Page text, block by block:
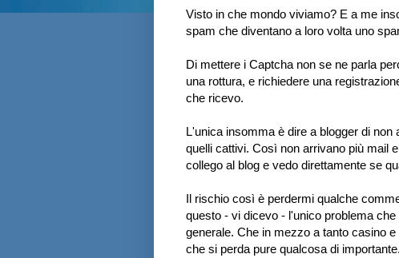
Visto in che mondo viviamo? E a me
spam che diventano a loro volta uno
Di mettere i Captcha non se ne parla
una rottura, e richiedere una
che ricevo.
L'unica insomma è dire a blogger di
quelli cattivi. Così non arrivano più mail
collego al blog e vedo direttamente se
Il rischio così è perdermi qualche
questo - vi dicevo - l'unico problema
generale. Che in mezzo a tanto casino
che si perda pure qualcosa di importante.